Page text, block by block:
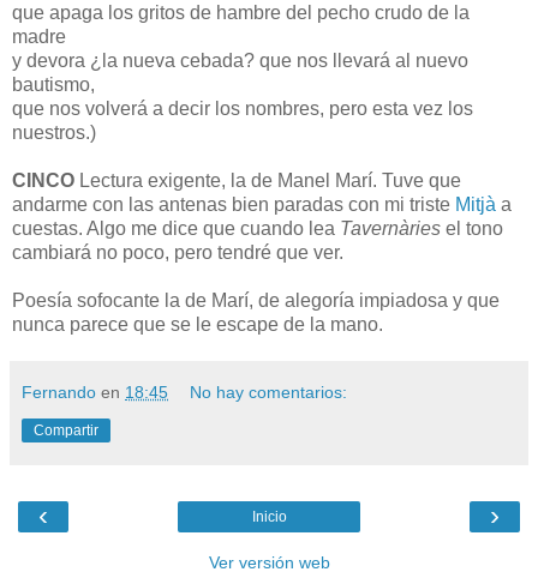
que apaga los gritos de hambre del pecho crudo de la
madre
y devora ¿la nueva cebada? que nos llevará al nuevo
bautismo,
que nos volverá a decir los nombres, pero esta vez los
nuestros.)
CINCO Lectura exigente, la de Manel Marí. Tuve que
andarme con las antenas bien paradas con mi triste Mitjà a
cuestas. Algo me dice que cuando lea Tavernàries el tono
cambiará no poco, pero tendré que ver.
Poesía sofocante la de Marí, de alegoría impiadosa y que
nunca parece que se le escape de la mano.
Fernando en 18:45 No hay comentarios:
Compartir
‹ ›
Inicio
Ver versión web